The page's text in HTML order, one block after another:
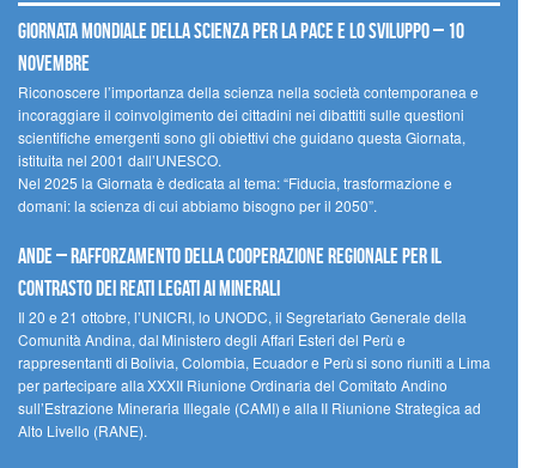
Giornata mondiale della scienza per la pace e lo sviluppo – 10
novembre
Riconoscere l’importanza della scienza nella società contemporanea e
incoraggiare il coinvolgimento dei cittadini nei dibattiti sulle questioni
scientifiche emergenti sono gli obiettivi che guidano questa Giornata,
istituita nel 2001 dall’UNESCO.
Nel 2025 la Giornata è dedicata al tema: “Fiducia, trasformazione e
domani: la scienza di cui abbiamo bisogno per il 2050”.
Ande – Rafforzamento della cooperazione regionale per il
contrasto dei reati legati ai minerali
Il 20 e 21 ottobre, l’UNICRI, lo UNODC, il Segretariato Generale della
Comunità Andina, dal Ministero degli Affari Esteri del Perù e
rappresentanti di Bolivia, Colombia, Ecuador e Perù si sono riuniti a Lima
per partecipare alla XXXII Riunione Ordinaria del Comitato Andino
sull’Estrazione Mineraria Illegale (CAMI) e alla II Riunione Strategica ad
Alto Livello (RANE).